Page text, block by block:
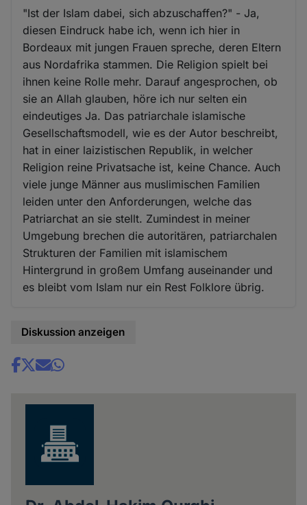
"Ist der Islam dabei, sich abzuschaffen?" - Ja,
diesen Eindruck habe ich, wenn ich hier in
Bordeaux mit jungen Frauen spreche, deren Eltern
aus Nordafrika stammen. Die Religion spielt bei
ihnen keine Rolle mehr. Darauf angesprochen, ob
sie an Allah glauben, höre ich nur selten ein
eindeutiges Ja. Das patriarchale islamische
Gesellschaftsmodell, wie es der Autor beschreibt,
hat in einer laizistischen Republik, in welcher
Religion reine Privatsache ist, keine Chance. Auch
viele junge Männer aus muslimischen Familien
leiden unter den Anforderungen, welche das
Patriarchat an sie stellt. Zumindest in meiner
Umgebung brechen die autoritären, patriarchalen
Strukturen der Familien mit islamischem
Hintergrund in großem Umfang auseinander und
es bleibt vom Islam nur ein Rest Folklore übrig.
Diskussion anzeigen
Share